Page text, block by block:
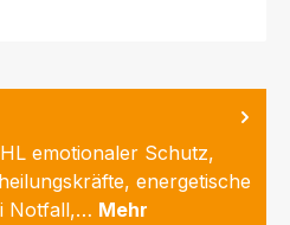
emotionaler Schutz,
energetische
Notfall,… Mehr